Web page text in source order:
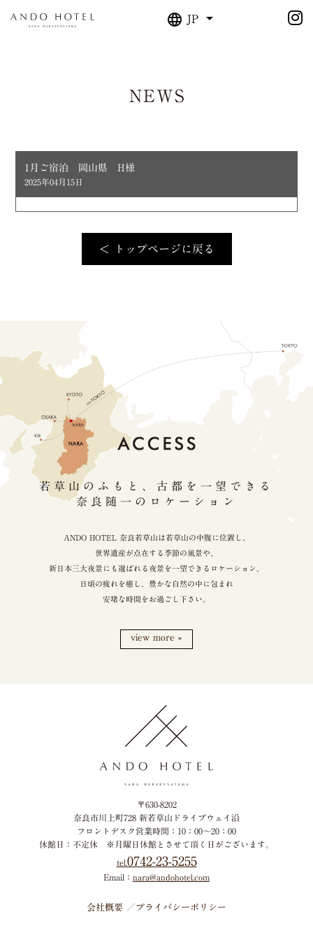
JP
NEWS
1月ご宿泊 岡山県 H様
2025年04月15日
＜ トップページに戻る
若草山のふもと、古都を一望できる
奈良随一のロケーション
ANDO HOTEL 奈良若草山は若草山の中腹に位置し、
世界遺産が点在する季節の風景や、
新日本三大夜景にも選ばれる夜景を一望できるロケーション。
日頃の疲れを癒し、豊かな自然の中に包まれ
安堵な時間をお過ごし下さい。
view more »
〒630-8202
奈良市川上町728 新若草山ドライブウェイ沿
フロントデスク営業時間：10：00～20：00
休館日：不定休 ※月曜日休館とさせて頂く日がございます。
tel. 0742-23-5255
Email： nara@andohotel.com
会社概要 プライバシーポリシー